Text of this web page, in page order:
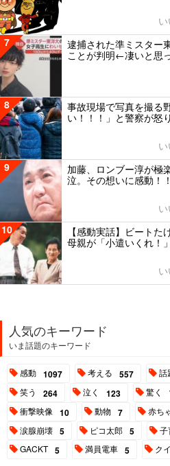
7
逮捕された準ミスター
ことが判明←凄いと思
8
事故現場で写真を撮る
い！！！」と警察が怒
9
加藤、ロンブー淳が極
泣。その想いに感動！
10
【感動実話】ビート
母親が「小遣いくれ！
人気のキーワード
いま話題のキーワード
感動 1097 考える 557 話
笑う 264 泣く 123 驚く
衝撃映像 10 動物 7 赤ち
涙腺崩壊 5 ピコ太郎 5 子
GACKT 5 満員電車 5 ク